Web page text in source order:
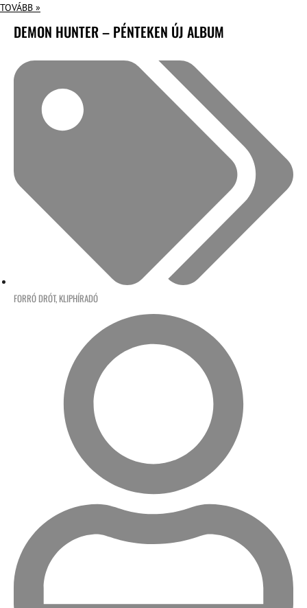
TOVÁBB »
DEMON HUNTER – PÉNTEKEN ÚJ ALBUM
FORRÓ DRÓT, KLIPHÍRADÓ